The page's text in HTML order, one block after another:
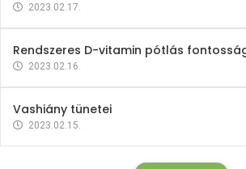
2023.02.17.
Rendszeres D-vitamin pótlás
2023.02.16.
Vashiány tünetei
2023.02.15.